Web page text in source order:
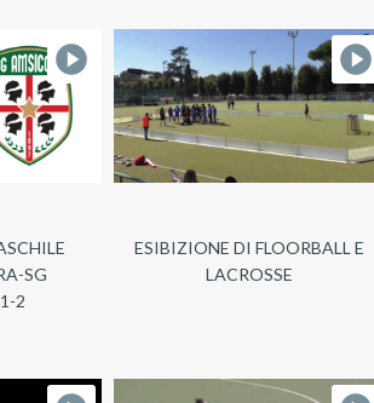
SG
2
ESIBIZIONE DI FLOORBALL E
LACROSSE